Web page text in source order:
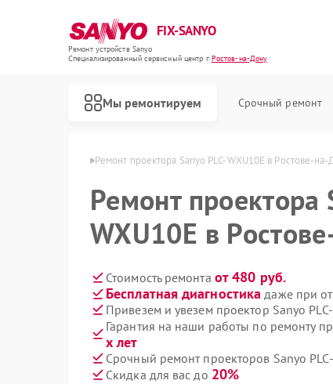
FIX-SANYO
Ремонт устройств Sanyo
Специализированный cервисный центр г.Ростов-на-Дону
Мы ремонтируем Срочный ремонт
Ремонт проектора Sanyo PLC-WXU10E в Ростове-на-
Ремонт проектора
WXU10E в
Стоимость ремонта от 480 руб.
Бесплатная диагностика даже при
Привезем и увезем проектор Sanyo
Гарантия на наши работы по ремонту
х лет
Срочный ремонт проекторов Sanyo
Скидка для вас до 20%